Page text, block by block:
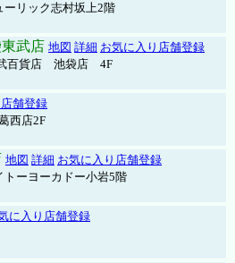
ーリック志村坂上2階
武店 地図 詳細 お気に入り店舗登録
武百貨店 池袋店 4F
舗登録
西店2F
地図 詳細 お気に入り店舗登録
トーヨーカドー小岩5階
に入り店舗登録